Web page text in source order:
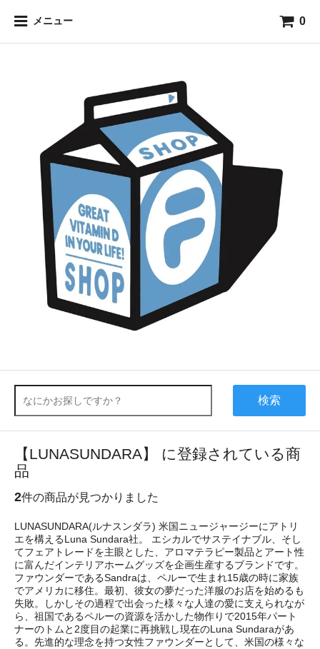
メニュー 0
検索
【LUNASUNDARA】 に登録されている商
品
2件の商品が見つかりました
LUNASUNDARA(ルナスンダラ) 米国ニュージャージーにアトリ
エを構えるLuna Sundara社。 エシカルでサステイナブル、そし
てフェアトレードを主眼とした、アロマテラピー製品とアート性
に富んだインテリアホームグッズを企画生産するブランドです。
ファウンダーであるSandraは、ペルーで生まれ15歳の時に家族
でアメリカに移住。最初、彼女の夢だった洋服のお店を始めるも
失敗。しかしその過程で出会った様々な人達の愛に支えられなが
ら、祖国であるペルーの資源を活かした物作りで2015年パート
ナーのトムと2度目の起業に再挑戦し現在のLuna Sundaraがあ
る。先進的な理念を持つ女性ファウンダーとして、米国の様々な